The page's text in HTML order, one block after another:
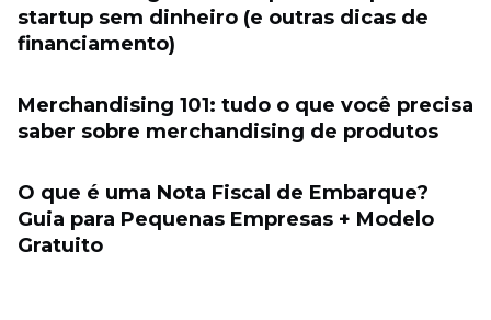
startup sem dinheiro (e outras dicas de
financiamento)
Merchandising 101: tudo o que você precisa
saber sobre merchandising de produtos
O que é uma Nota Fiscal de Embarque?
Guia para Pequenas Empresas + Modelo
Gratuito